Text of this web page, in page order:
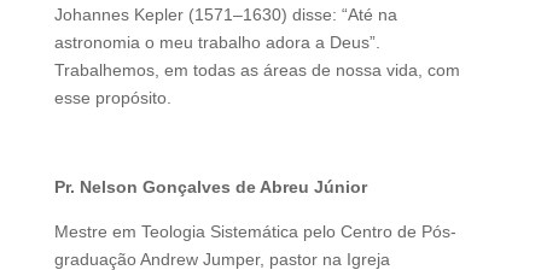
Johannes Kepler (1571–1630) disse: “Até na
astronomia o meu trabalho adora a Deus”.
Trabalhemos, em todas as áreas de nossa vida, com
esse propósito.
Pr. Nelson Gonçalves de Abreu Júnior
Mestre em Teologia Sistemática pelo Centro de Pós-
graduação Andrew Jumper, pastor na Igreja